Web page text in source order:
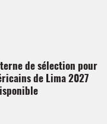
de sélection pour
de Lima 2027